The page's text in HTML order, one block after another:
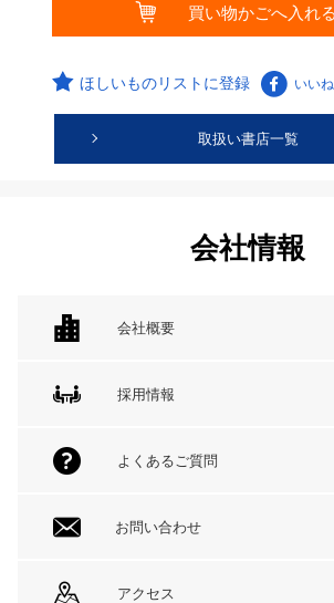
ほしいものリストに登録 いいね
取扱い書店一覧
会社情報
会社概要
採用情報
よくあるご質問
お問い合わせ
アクセス